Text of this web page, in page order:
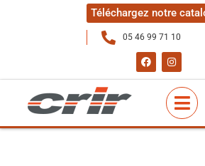
Téléchargez notre
05 46 99 71 10